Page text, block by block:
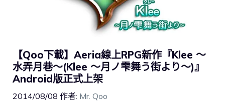
【Qoo下載】Aeria線上RPG新作『Klee ～
水弄月巷～(Klee ～月ノ雫舞う街より～)』
Android版正式上架
2014/08/08 作者: Mr. Qoo